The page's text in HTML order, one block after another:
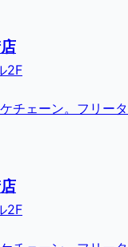
2F
チェーン。フリータ
2F